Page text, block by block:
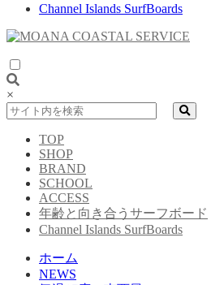
Channel Islands SurfBoards
×
TOP
SHOP
BRAND
SCHOOL
ACCESS
年齢と向き合うサーフボード
Channel Islands SurfBoards
ホーム
NEWS